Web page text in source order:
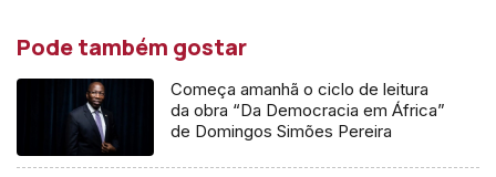
Pode também gostar
Começa amanhã o ciclo de leitura
da obra “Da Democracia em África”
de Domingos Simões Pereira